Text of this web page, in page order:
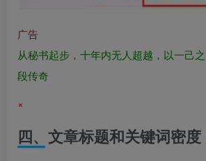
广告
从秘书起步，十年内无人超越，以一己
段传奇
×
四、文章标题和关键词密度